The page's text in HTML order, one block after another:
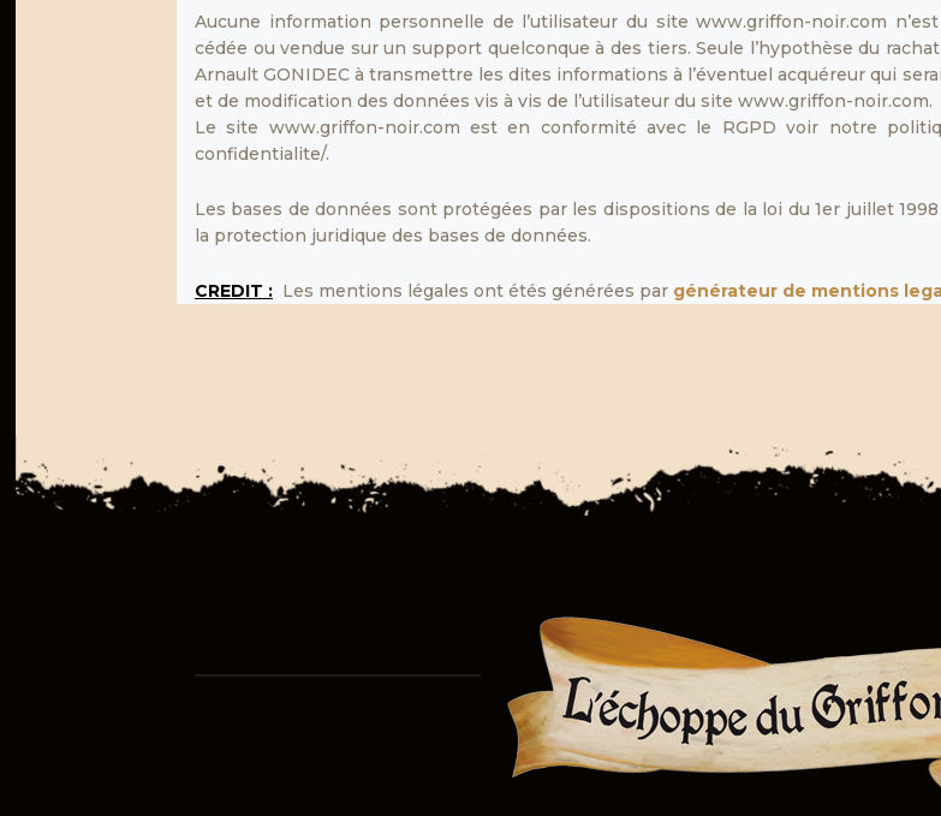
Aucune information personnelle de l’utilisateur du site www.griffon-noir.com
cédée ou vendue sur un support quelconque à des tiers. Seule l’hypothèse du
Arnault GONIDEC à transmettre les dites informations à l’éventuel acquéreur qui
et de modification des données vis à vis de l’utilisateur du site www.griffon-noir.com.
Le site www.griffon-noir.com est en conformité avec le RGPD voir notre
confidentialite/.
Les bases de données sont protégées par les dispositions de la loi du 1er juillet
la protection juridique des bases de données.
CREDIT : Les mentions légales ont étés générées par générateur de mentions